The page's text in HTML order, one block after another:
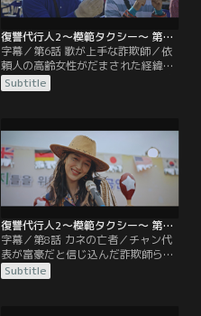
復讐代行人2～模範タクシー～ 第06話／字幕
字幕／第6話 歌が上手な詐欺師／依
頼人の高齢女性がだまされた経緯を
知った模範タクシーの面々は、詐欺
師らを懲らしめるために動きだす。
選会に潜入したチェ主任とパク主任
は…。
Subtitle
復讐代行人2～模範タクシー～ 第08話／字幕
字幕／第8話 カネの亡者／チャン代
表が富豪だと信じ込んだ詐欺師ら
は、何とかしてカネの在りかを聞き
だそうとする。そんな中、ドギはゴ
Subtitle